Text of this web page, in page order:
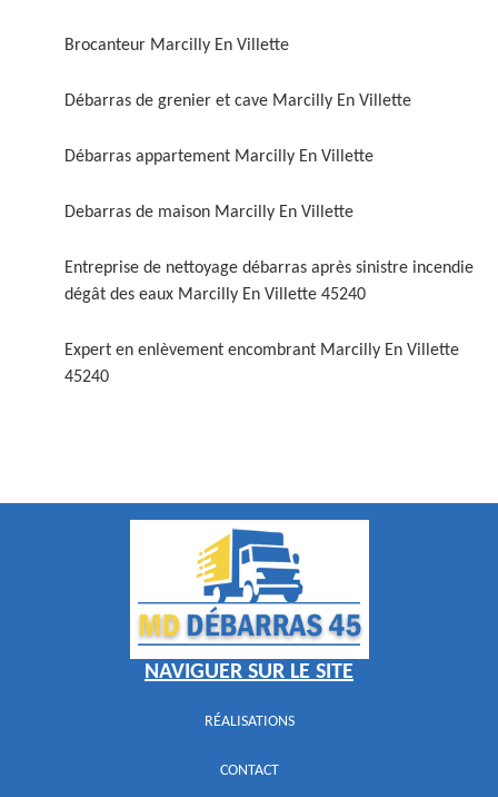
Brocanteur Marcilly En Villette
Débarras de grenier et cave Marcilly En Villette
Débarras appartement Marcilly En Villette
Debarras de maison Marcilly En Villette
Entreprise de nettoyage débarras après sinistre incendie
dégât des eaux Marcilly En Villette 45240
Expert en enlèvement encombrant Marcilly En Villette
45240
NAVIGUER SUR LE SITE
RÉALISATIONS
CONTACT